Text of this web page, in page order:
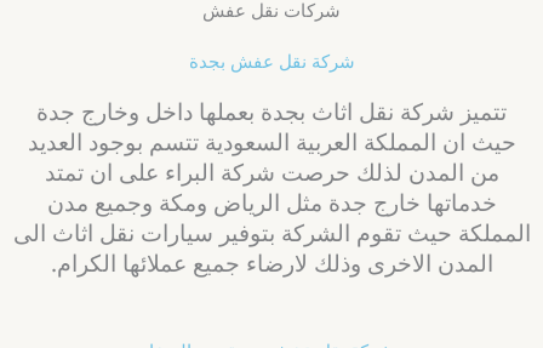
شركة نقل عفش بجدة
تتميز شركة نقل اثاث بجدة بعملها داخل وخارج جدة
حيث ان المملكة العربية السعودية تتسم بوجود العديد
من المدن لذلك حرصت شركة البراء على ان تمتد
خدماتها خارج جدة مثل الرياض ومكة وجميع مدن
المملكة حيث تقوم الشركة بتوفير سيارات نقل اثاث الى
المدن الاخرى وذلك لارضاء جميع عملائها الكرام.